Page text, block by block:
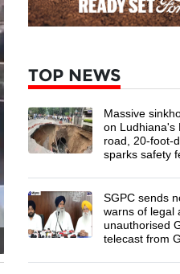
TOP NEWS
Massive
on Ludhiana's
road, 20-foot-
sparks safety
SGPC sends
warns of legal
unauthorised
telecast from